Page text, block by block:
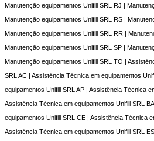
Manutençāo equipamentos Unifill SRL RJ |
Manutençāo equipamentos Unifill SRL RS |
Manutençāo equipamentos Unifill SRL RR |
Manutençāo equipamentos Unifill SRL SP |
Manutençāo equipamentos Unifill SRL TO |
SRL AC | Assistência Técnica em equipamentos
equipamentos Unifill SRL AP | Assistência Técnica
Assistência Técnica em equipamentos Unifill SRL
equipamentos Unifill SRL CE | Assistência Técnica
Assistência Técnica em equipamentos Unifill SRL